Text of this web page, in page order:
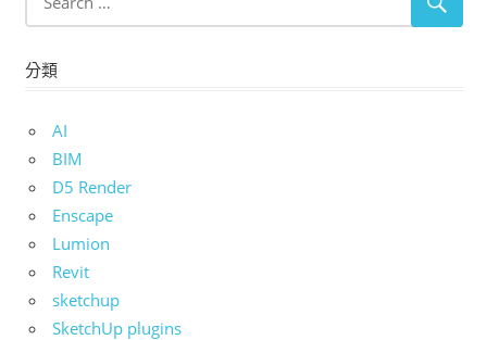
分類
AI
BIM
D5 Render
Enscape
Lumion
Revit
sketchup
SketchUp plugins